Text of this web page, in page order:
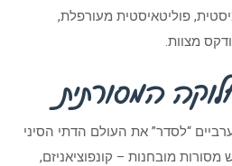
פוליטאיסטית מעורפלת,
מצוות.
המסורתית
“לסדר” את העולם הדתי הסיני
מובחנות – קונפוציאניזם,